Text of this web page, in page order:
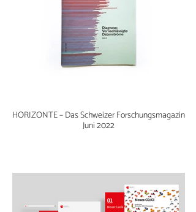
HORIZONTE – Das Schweizer Forschungsmagazin
Juni 2022